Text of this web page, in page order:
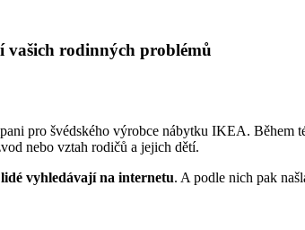
vašich rodinných problémů
pro švédského výrobce nábytku IKEA. Během
nebo vztah rodičů a jejich dětí.
vyhledávají na internetu. A podle nich pak